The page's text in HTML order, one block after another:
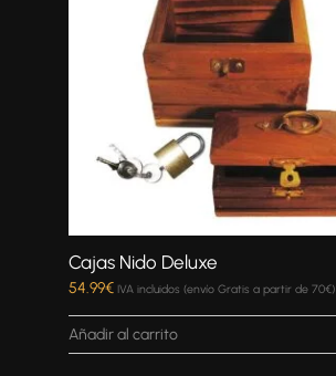
Cajas Nido Deluxe
54.99€ IVA incluidos (envío Gratis a partir de 70€)
Añadir al carrito